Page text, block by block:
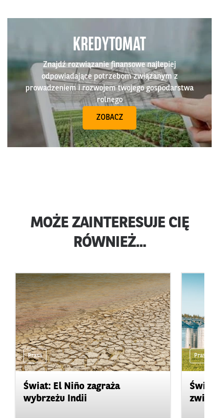
KREDYTOMAT
Znajdź rozwiązanie finansowe najlepiej
odpowiadające potrzebom związanym z
prowadzeniem i rozwojem twojego gospodarstwa
rolnego
ZOBACZ
MOŻE ZAINTERESUJE CIĘ
RÓWNIEŻ...
Prasa
Świat: El Niño zagraża
wybrzeżu Indii
Prasa